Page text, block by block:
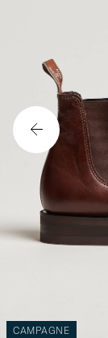
CAMPAGNE